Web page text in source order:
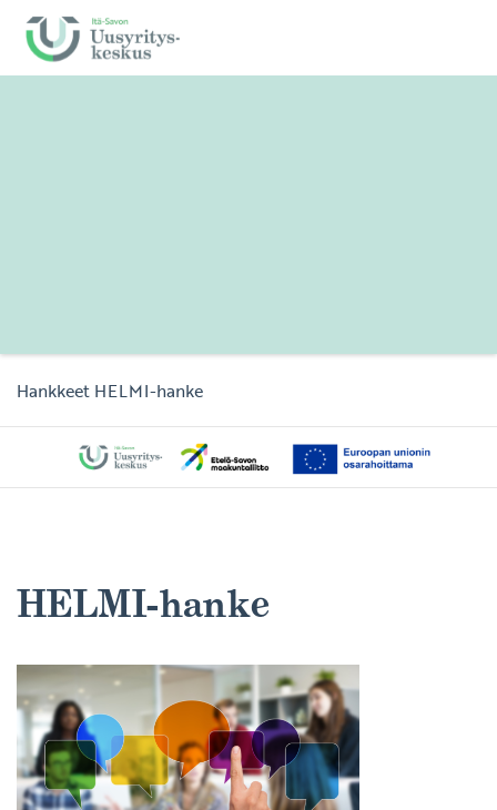
Hankkeet HELMI-hanke
HELMI-hanke